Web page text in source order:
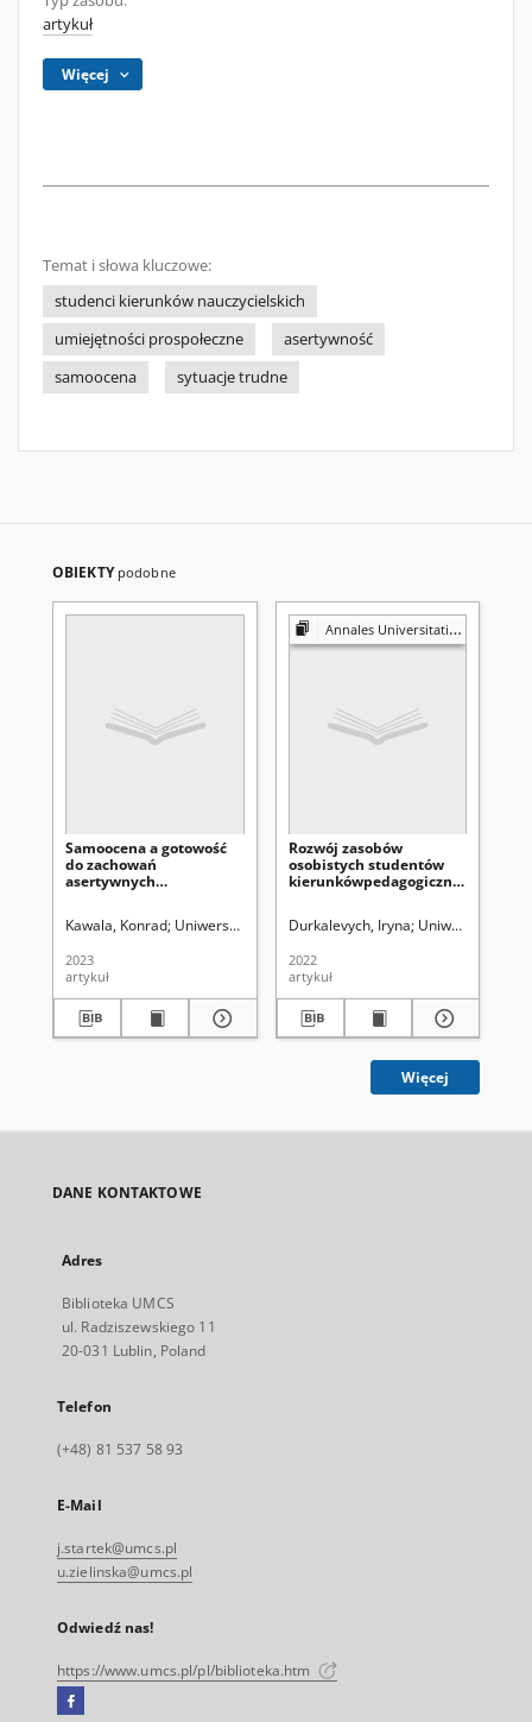
artykuł
Więcej
Temat i słowa kluczowe:
studenci kierunków nauczycielskich
umiejętności prospołeczne
asertywność
samoocena
sytuacje trudne
OBIEKTY podobne
Samoocena a gotowość
do zachowań
asertywnych
zastępczej
Kawala, Konrad Uniwersytet Marii Curie-Skłodowskiej (Lublin)
2023
artykuł
Annales Universitatis Mariae Curie-Skłodowska. Sectio J, Paedagogia-Psychologia
Rozwój zasobów
osobistych studentów
kierunkówpedagogicznych
Durkalevych, Iryna Uniwersytet
2022
artykuł
Więcej
DANE KONTAKTOWE
Adres
Biblioteka UMCS
ul. Radziszewskiego 11
20-031 Lublin, Poland
Telefon
(+48) 81 537 58 93
E-Mail
j.startek@umcs.pl
u.zielinska@umcs.pl
Odwiedź nas!
https://www.umcs.pl/pl/biblioteka.htm
Facebook